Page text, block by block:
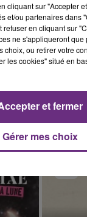
DE
JouéClub est
cliquant sur "Accepter
et/ou partenaires dans
refuser en cliquant sur
ne s'appliqueront que
choix, ou retirer votre
les cookies" situé en
Gérer mes choix
et fermer